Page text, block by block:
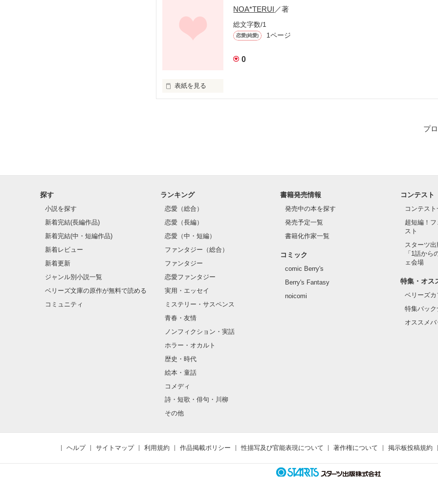
ずっと貴方を待ってる。
NOA*TERUI ／著
総文字数/1
恋愛(純愛) 1ページ
0
表紙を見る
プ
探す
小説を探す
新着完結(長編作品)
新着完結(中・短編作品)
新着レビュー
新着更新
ジャンル別小説一覧
ベリーズ文庫の原作が無料で読める
コミュニティ
ランキング
恋愛（総合）
恋愛（長編）
恋愛（中・短編）
ファンタジー（総合）
ファンタジー
恋愛ファンタジー
実用・エッセイ
ミステリー・サスペンス
青春・友情
ノンフィクション・実話
ホラー・オカルト
歴史・時代
絵本・童話
コメディ
詩・短歌・俳句・川柳
その他
書籍発売情報
発売中の本を探す
発売予定一覧
書籍化作家一覧
コミック
comic Berry's
Berry's Fantasy
noicomi
コンテスト
コンテスト
超短編！
スト
スターツ
「1話から
ェ会場
特集・オス
ベリーズ
特集バック
オススメ
ヘルプ サイトマップ 利用規約 作品掲載ポリシー 性描写及び官能表現について 著作権について 掲示板投稿規約